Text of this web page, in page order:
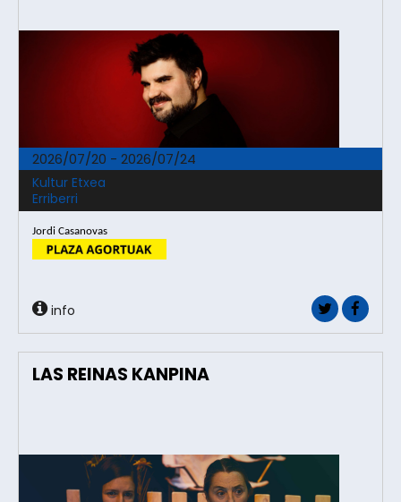
2026/07/20 - 2026/07/24
Kultur Etxea
Erriberri
Jordi Casanovas
info
LAS REINAS KANPINA